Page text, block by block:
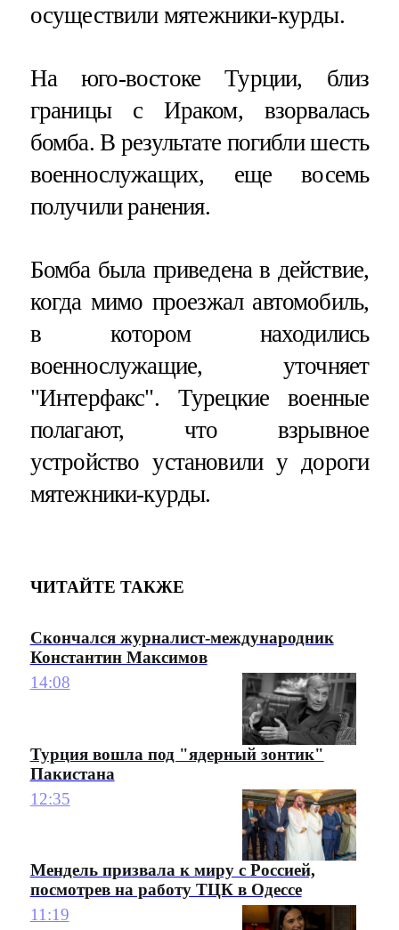
осуществили мятежники-курды.
На юго-востоке Турции, близ
границы с Ираком, взорвалась
бомба. В результате погибли шесть
военнослужащих, еще восемь
получили ранения.
Бомба была приведена в действие,
когда мимо проезжал автомобиль,
в котором находились
военнослужащие, уточняет
"Интерфакс". Турецкие военные
полагают, что взрывное
устройство установили у дороги
мятежники-курды.
ЧИТАЙТЕ ТАКЖЕ
Скончался журналист-международник
Константин Максимов
14:08
Турция вошла под "ядерный зонтик"
Пакистана
12:35
Мендель призвала к миру с Россией,
посмотрев на работу ТЦК в Одессе
11:19